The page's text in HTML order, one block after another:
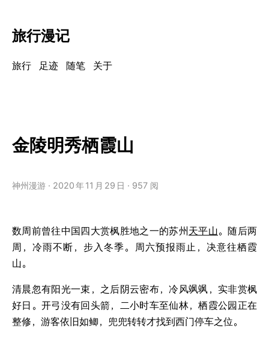
旅行漫记
旅行 足迹 随笔 关于
金陵明秀栖霞山
神州漫游 2020年11 月 29 日 957 阅
数周前曾往中国四大赏枫胜地之一的苏州天平山。随后两
周，冷雨不断，步入冬季。周六预报雨止，决意往栖霞
山。
清晨忽有阳光一束，之后阴云密布，冷风飒飒，实非赏枫
好日。开弓没有回头箭，二小时车至仙林，栖霞公园正在
整修，游客依旧如鲫，兜兜转转才找到西门停车之位。